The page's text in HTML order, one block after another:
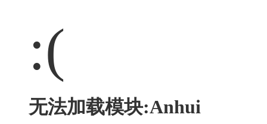
:(
无法加载模块:Anhui